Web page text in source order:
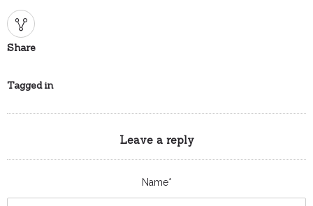
Share
Tagged in
Leave a reply
Name*